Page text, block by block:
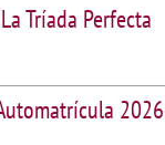
Tríada Perfecta